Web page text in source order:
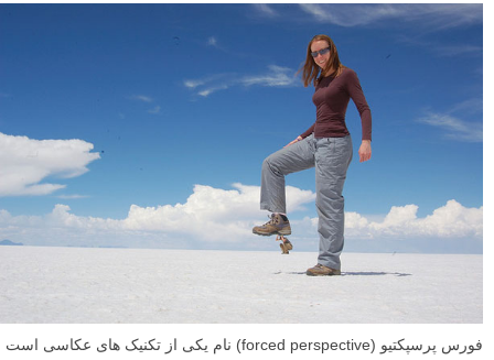
فورس پرسپکتیو (forced perspective) نام یکی از تکنیک های عکاسی است